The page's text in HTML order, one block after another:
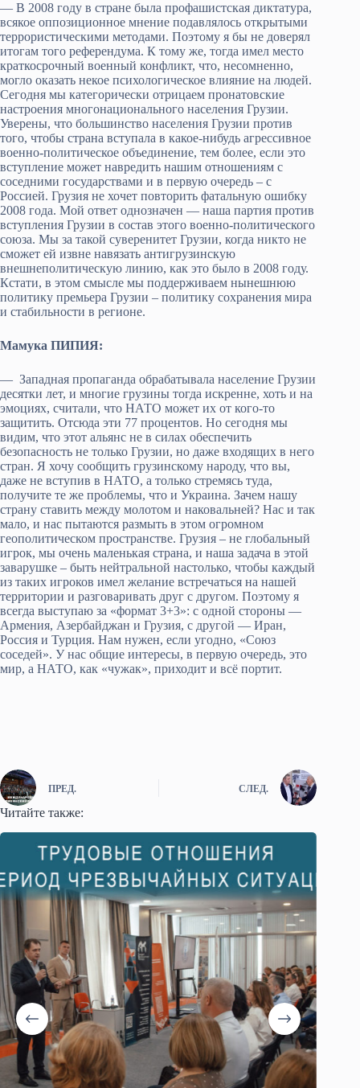
— В 2008 году в стране была профашистская диктатура,
всякое оппозиционное мнение подавлялось открытыми
террористическими методами. Поэтому я бы не доверял
итогам того референдума. К тому же, тогда имел место
краткосрочный военный конфликт, что, несомненно,
могло оказать некое психологическое влияние на людей.
Сегодня мы категорически отрицаем пронатовские
настроения многонационального населения Грузии.
Уверены, что большинство населения Грузии против
того, чтобы страна вступала в какое-нибудь агрессивное
военно-политическое объединение, тем более, если это
вступление может навредить нашим отношениям с
соседними государствами и в первую очередь – с
Россией. Грузия не хочет повторить фатальную ошибку
2008 года. Мой ответ однозначен — наша партия против
вступления Грузии в состав этого военно-политического
союза. Мы за такой суверенитет Грузии, когда никто не
сможет ей извне навязать антигрузинскую
внешнеполитическую линию, как это было в 2008 году.
Кстати, в этом смысле мы поддерживаем нынешнюю
политику премьера Грузии – политику сохранения мира
и стабильности в регионе.
Мамука ПИПИЯ:
— Западная пропаганда обрабатывала население Грузии
десятки лет, и многие грузины тогда искренне, хоть и на
эмоциях, считали, что НАТО может их от кого-то
защитить. Отсюда эти 77 процентов. Но сегодня мы
видим, что этот альянс не в силах обеспечить
безопасность не только Грузии, но даже входящих в него
стран. Я хочу сообщить грузинскому народу, что вы,
даже не вступив в НАТО, а только стремясь туда,
получите те же проблемы, что и Украина. Зачем нашу
страну ставить между молотом и наковальней? Нас и так
мало, и нас пытаются размыть в этом огромном
геополитическом пространстве. Грузия – не глобальный
игрок, мы очень маленькая страна, и наша задача в этой
заварушке – быть нейтральной настолько, чтобы каждый
из таких игроков имел желание встречаться на нашей
территории и разговаривать друг с другом. Поэтому я
всегда выступаю за «формат 3+3»: с одной стороны —
Армения, Азербайджан и Грузия, с другой — Иран,
Россия и Турция. Нам нужен, если угодно, «Союз
соседей». У нас общие интересы, в первую очередь, это
мир, а НАТО, как «чужак», приходит и всё портит.
ПРЕД. СЛЕД.
Читайте также: